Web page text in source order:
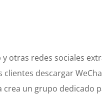
otras redes sociales
clientes descargar
crea un grupo dedicado